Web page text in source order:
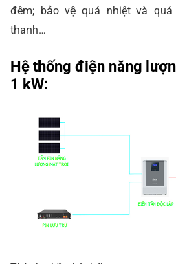
đêm; bảo vệ quá nhiệt và
thanh…
Hệ thống điện năng
1 kW: